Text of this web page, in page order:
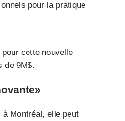
pour la pratique
pour cette nouvelle
de 9M$.
à Montréal, elle peut